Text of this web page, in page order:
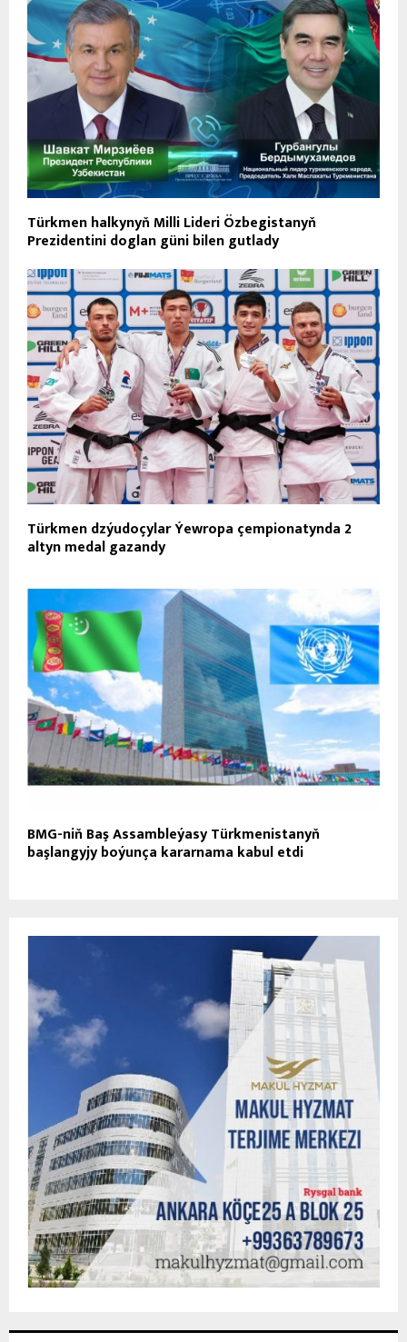
Türkmen halkynyň Milli Lideri Özbegistanyň
Prezidentini doglan güni bilen gutlady
Türkmen dzýudoçylar Ýewropa çempionatynda 2
altyn medal gazandy
BMG-niň Baş Assambleýasy Türkmenistanyň
başlangyjy boýunça kararnama kabul etdi